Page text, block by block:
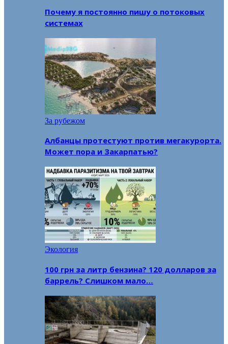
Почему я постоянно пишу о потоковых
системах
За рубежом
Албанцы протестуют против мегакурорта.
Может пора и Закарпатью?
Экология
100 грн за литр бензина? 120 долларов за
баррель? Слишком мало…